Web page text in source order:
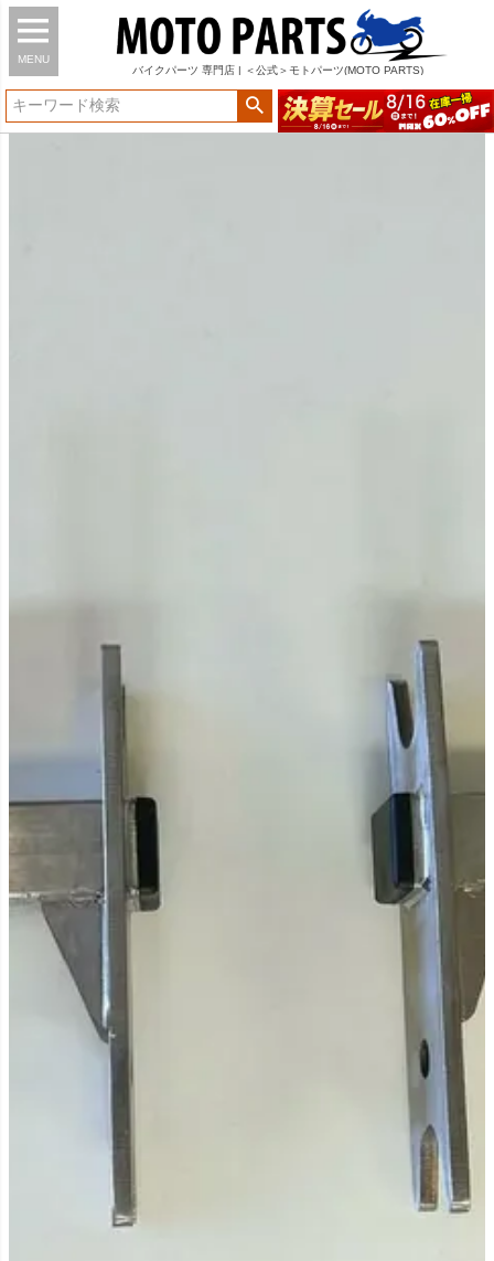
MENU
バイク パーツ 専門店 | ＜公式＞モトパーツ(MOTO PARTS)